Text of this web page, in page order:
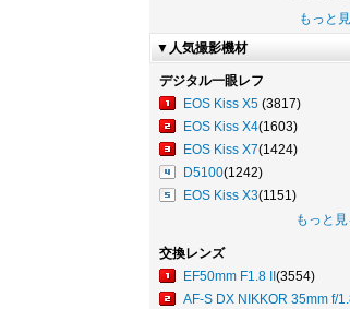
もっと
▼人気撮影機材
デジタル一眼レフ
EOS Kiss X5 (3817)
EOS Kiss X4(1603)
EOS Kiss X7(1424)
D5100(1242)
EOS Kiss X3(1151)
もっと
交換レンズ
EF50mm F1.8 II (3554)
AF-S DX NIKKOR 35mm f/